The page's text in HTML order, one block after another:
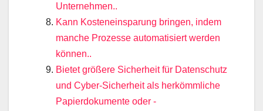
Unternehmen..
Kann Kosteneinsparung bringen, indem
manche Prozesse automatisiert werden
können..
Bietet größere Sicherheit für Datenschutz
und Cyber-Sicherheit als herkömmliche
Papierdokumente oder -